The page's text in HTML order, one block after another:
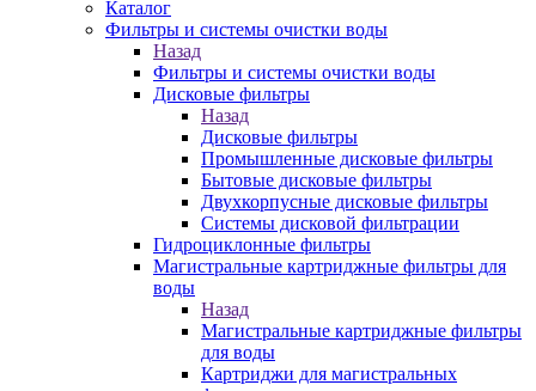
Каталог
Фильтры и системы очистки воды
Назад
Фильтры и системы очистки воды
Дисковые фильтры
Назад
Дисковые фильтры
Промышленные дисковые фильтры
Бытовые дисковые фильтры
Двухкорпусные дисковые фильтры
Системы дисковой фильтрации
Гидроциклонные фильтры
Магистральные картриджные фильтры для
воды
Назад
Магистральные картриджные фильтры
для воды
Картриджи для магистральных